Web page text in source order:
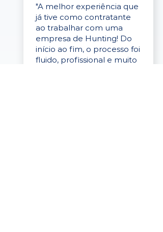
"A melhor experiência que
já tive como contratante
ao trabalhar com uma
empresa de Hunting! Do
início ao fim, o processo foi
fluido, profissional e muito